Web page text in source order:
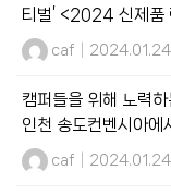
티벌’ <2024 신제품
caf 2024.01.24
캠퍼들을 위해 노력
인천 송도컨벤시아에
caf 2024.01.24